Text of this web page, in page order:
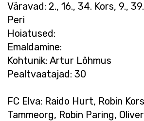
Väravad: 2., 16., 34. Kors, 9.,
Peri
Hoiatused:
Emaldamine:
Kohtunik: Artur Lõhmus
Pealtvaatajad: 30
FC Elva: Raido Hurt, Robin
Tammeorg, Robin Paring,